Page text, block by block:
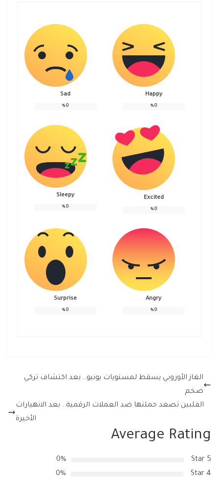
Happy
0
%
Sad
0
%
Excited
0
%
Sleepy
0
%
Angry
0
%
Surprise
0
%
الغاز الأوروبي يسقط لمستويات يونيو.. بعد اكتشاف تركي
ضخم
الفلبين تصعد حملتها ضد العملات الرقمية.. بعد الانهيارات
الأخيرة
Average Rating
5 Star
0%
4 Star
0%